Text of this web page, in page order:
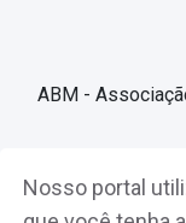
Nosso portal
ABM -